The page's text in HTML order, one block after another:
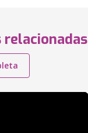
relacionadas